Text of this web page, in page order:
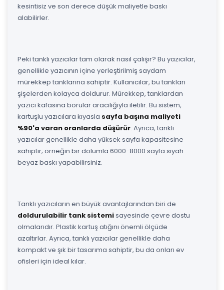
kesintisiz ve son derece düşük maliyetle baskı
alabilirler.
Peki tanklı yazıcılar tam olarak nasıl çalışır? Bu yazıcılar,
genellikle yazıcının içine yerleştirilmiş saydam
mürekkep tanklarına sahiptir. Kullanıcılar, bu tankları
şişelerden kolayca doldurur. Mürekkep, tanklardan
yazıcı kafasına borular aracılığıyla iletilir. Bu sistem,
kartuşlu yazıcılara kıyasla sayfa başına maliyeti
%90'a varan oranlarda düşürür. Ayrıca, tanklı
yazıcılar genellikle daha yüksek sayfa kapasitesine
sahiptir; örneğin bir dolumla 6000-8000 sayfa siyah
beyaz baskı yapabilirsiniz.
Tanklı yazıcıların en büyük avantajlarından biri de
doldurulabilir tank sistemisayesinde çevre dostu
olmalarıdır. Plastik kartuş atığını önemli ölçüde
azaltırlar. Ayrıca, tanklı yazıcılar genellikle daha
kompakt ve şık bir tasarıma sahiptir, bu da onları ev
ofisleri için ideal kılar.